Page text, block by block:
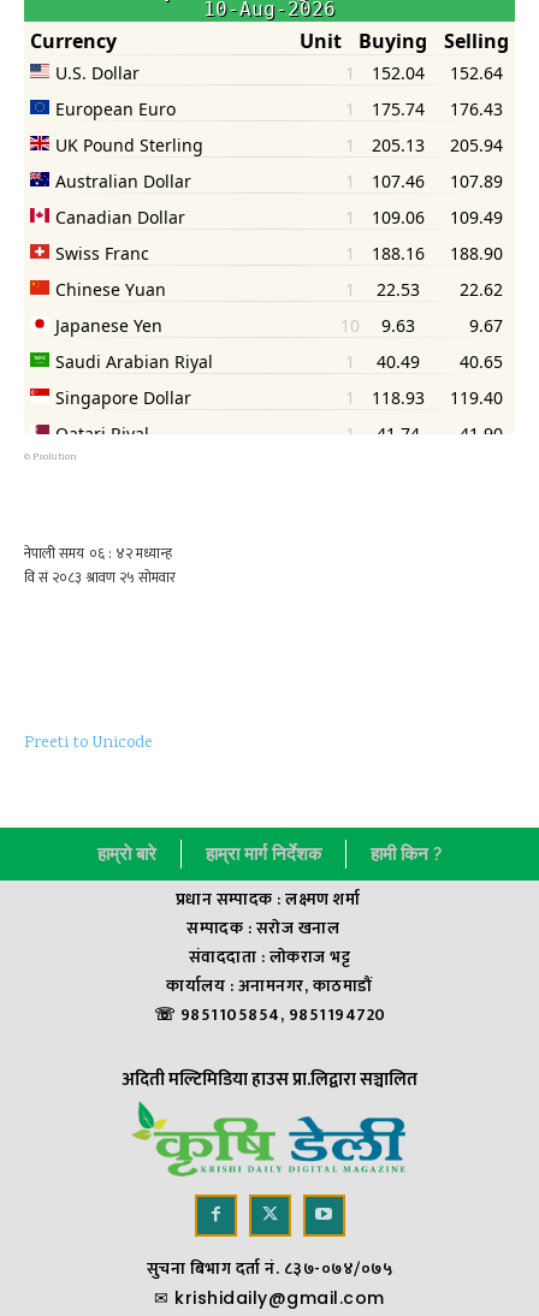
© Psolution
Preeti to Unicode
हाम्राे बारे हाम्रा मार्ग निर्देशक हामी किन ?
प्रधान सम्पादक : लक्ष्मण शर्मा
सम्पादक : सराेज खनाल
संवाददाता : लाेकराज भट्ट
कार्यालय : अनामनगर, काठमाडौं
☏ 9851105854, 9851194720
अदिती मल्टिमिडिया हाउस प्रा.लिद्वारा सञ्चालित
सुचना बिभाग दर्ता नं. ८३७-०७४/०७५
✉ krishidaily@gmail.com